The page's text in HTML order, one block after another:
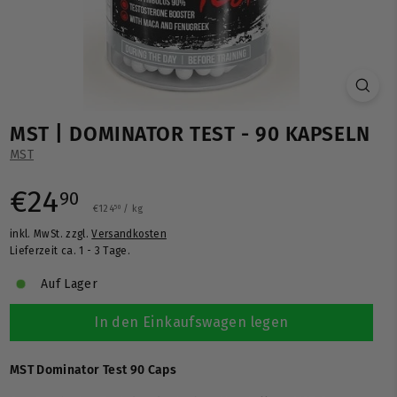
MST | DOMINATOR TEST - 90 KAPSELN
MST
Normaler
Preis
€2490 €24,90
€12450 €124,50
/ kg
inkl. MwSt. zzgl.Versandkosten
Lieferzeit ca. 1 - 3 Tage.
Auf Lager
In den Einkaufswagen legen
MST Dominator Test 90 Caps